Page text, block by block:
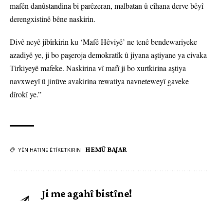
mafên danûstandina bi parêzeran, malbatan û cîhana derve bêyî
derengxistinê bêne naskirin.
Divê neyê jibîrkirin ku ‘Mafê Hêviyê’ ne tenê bendewariyeke
azadiyê ye, ji bo paşeroja demokratîk û jiyana aştiyane ya civaka
Tirkiyeyê mafeke. Naskirina vî mafî ji bo xurtkirina aştiya
navxweyî û jinûve avakirina rewatiya navneteweyî gaveke
dîrokî ye.”
YÊN HATINE ÊTÎKETKIRIN HEMÛ BAJAR
Ji me agahî bistîne!